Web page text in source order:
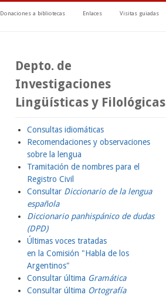
Donaciones a bibliotecas Enlaces Visitas guiadas
Depto. de
Investigaciones
Lingüísticas y Filológicas
Consultas idiomáticas
Recomendaciones y observaciones
sobre la lengua
Tramitación de nombres para el
Registro Civil
Consultar Diccionario de la lengua
española
Diccionario panhispánico de dudas
(DPD)
Últimas voces tratadas
en la Comisión "Habla de los
Argentinos"
Consultar última Gramática
Consultar última Ortografía